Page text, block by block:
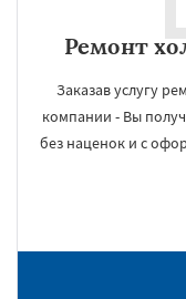
Ремонт
Заказав услугу
компании - Вы
без наценок и с